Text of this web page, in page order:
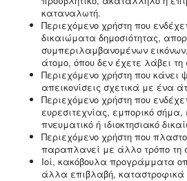
καταναλωτή.
Περιεχόμενο χρήστη που
δικαιώματα δημοσιότητας,
συμπεριλαμβανομένων
άτομο, όπου δεν έχετε λάβει
Περιεχόμενο χρήστη που κάνει
απεικονίσεις σχετικά με ένα
Περιεχόμενο χρήστη που
ευρεσιτεχνίας, εμπορικό
πνευματικό ή ιδιοκτησιακό
Περιεχόμενο χρήστη που
παραπλανεί με άλλο τρόπο τη
Ιοί, κακόβουλα προγράμματα
άλλα επιβλαβή, καταστροφικά